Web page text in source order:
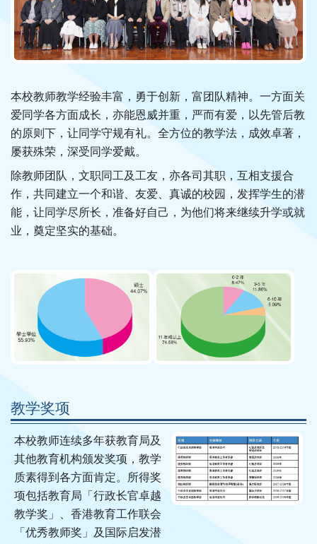
本校教师教学经验丰富，勇于创新，富团队精神。一方面关
爱同学各方面成长，亦能恩威并重，严而有爱，以先管后教
的原则下，让同学守规有礼。全方位的教学法，成效卓著，
屡获殊荣，深受同学爱戴。
除教师团队，文职同工及工友，亦各司其职，互相支援合
作，共同建立一个和谐、友爱、真诚的校园，发挥学生的潜
能，让同学尽所长，准备好自己，为他们将来继续升学或就
业，奠定坚实的基础。
教学奖项
本校教师连续多年获教育局及
其他教育机构颁发奖项，教学
质素得到各方面肯定。所得奖
项包括教育局「行政长官卓越
教学奖」、香港教育工作联会
「优秀教师奖」及国际启发潜